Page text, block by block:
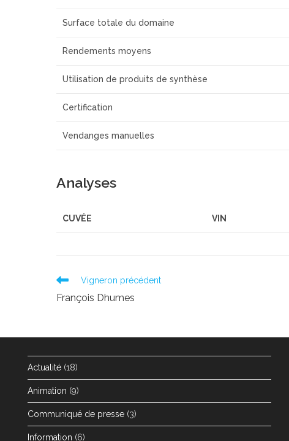
Surface totale du domaine
Rendements moyens
Utilisation de produits de synthèse
Certification
Vendanges manuelles
Analyses
CUVÉE VIN
Read
articles
Vigneron précédent
François Dhumes
Actualité (18)
Animation (9)
Communiqué de presse (3)
Information (6)